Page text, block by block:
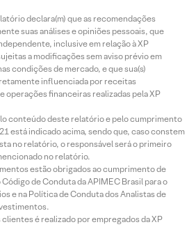
declara(m) que as recomendações
suas análises e opiniões pessoais, que
inclusive em relação à XP
a modificações sem aviso prévio em
condições de mercado, e que sua(s)
influenciada por receitas
operações financeiras realizadas pela XP
conteúdo deste relatório e pelo cumprimento
está indicado acima, sendo que, caso constem
no relatório, o responsável será o primeiro
no relatório.
estão obrigados ao cumprimento de
de Conduta da APIMEC Brasil para o
e na Política de Conduta dos Analistas de
é realizado por empregados da XP